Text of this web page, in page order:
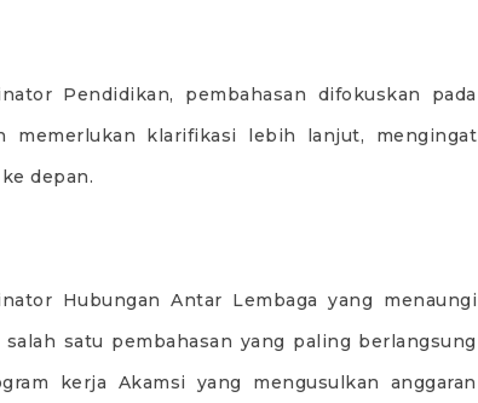
Pendidikan, pembahasan difokuskan pada
memerlukan klarifikasi lebih lanjut, mengingat
depan.
Hubungan Antar Lembaga yang menaungi
satu pembahasan yang paling berlangsung
kerja Akamsi yang mengusulkan anggaran